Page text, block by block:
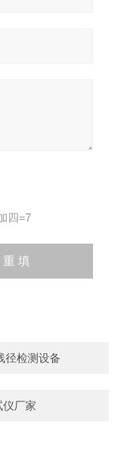
四=7
径检测设备
厂家